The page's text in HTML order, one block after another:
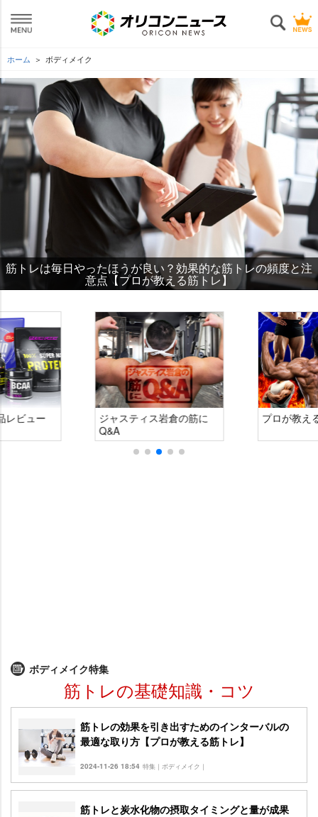
ホーム ボディメイク
筋トレは毎日やったほうが良い？効果的な筋トレの頻度と注
意点【プロが教える筋トレ】
懸垂（チンニング）バー・マシンを使った筋トレメニューと
懸垂の効果
レビュー
ジャスティス岩倉の筋に
Q&A
プロが教え
ボディメイク特集
筋トレの基礎知識・コツ
筋トレの効果を引き出すためのインターバルの
最適な取り方【プロが教える筋トレ】
2024-11-26 18:54 特集｜ボディメイク｜
筋トレと炭水化物の摂取タイミングと量が成果